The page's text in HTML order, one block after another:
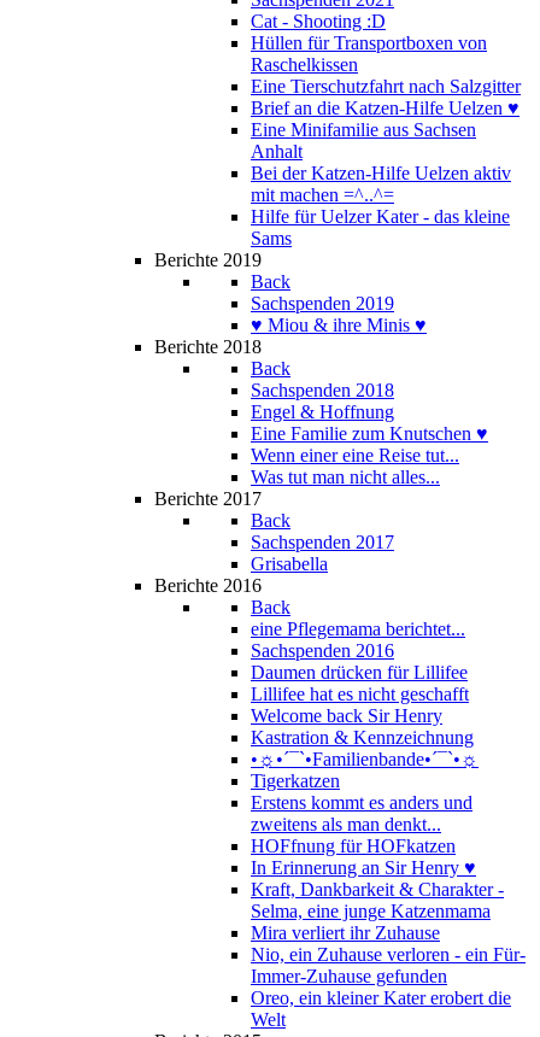
Cat - Shooting :D
Hüllen für Transportboxen von
Raschelkissen
Eine Tierschutzfahrt nach Salzgitter
Brief an die Katzen-Hilfe Uelzen ♥
Eine Minifamilie aus Sachsen
Anhalt
Bei der Katzen-Hilfe Uelzen aktiv
mit machen =^..^=
Hilfe für Uelzer Kater - das kleine
Sams
Berichte 2019
Back
Sachspenden 2019
♥ Miou & ihre Minis ♥
Berichte 2018
Back
Sachspenden 2018
Engel & Hoffnung
Eine Familie zum Knutschen ♥
Wenn einer eine Reise tut...
Was tut man nicht alles...
Berichte 2017
Back
Sachspenden 2017
Grisabella
Berichte 2016
Back
eine Pflegemama berichtet...
Sachspenden 2016
Daumen drücken für Lillifee
Lillifee hat es nicht geschafft
Welcome back Sir Henry
Kastration & Kennzeichnung
•☼•´¯`•Familienbande•´¯`•☼
Tigerkatzen
Erstens kommt es anders und
zweitens als man denkt...
HOFfnung für HOFkatzen
In Erinnerung an Sir Henry ♥
Kraft, Dankbarkeit & Charakter -
Selma, eine junge Katzenmama
Mira verliert ihr Zuhause
Nio, ein Zuhause verloren - ein Für-
Immer-Zuhause gefunden
Oreo, ein kleiner Kater erobert die
Welt